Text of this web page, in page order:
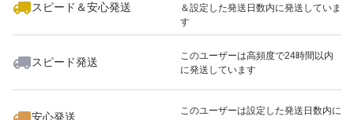
スピード＆安心発送
＆設定した発送日数内に発送していま
す
スピード発送
このユーザーは高頻度で24時間以内
に発送しています
安心発送
このユーザーは設定した発送日数内に
いいね！
3,900